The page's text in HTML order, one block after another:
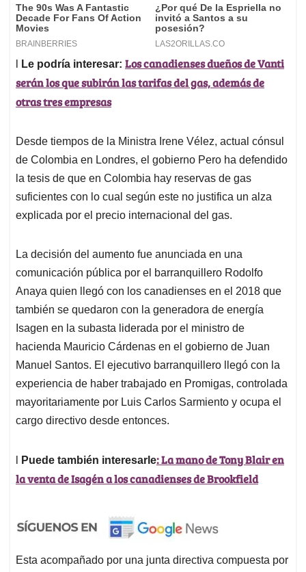
Le podría interesar: Los canadienses dueños de Vanti
serán los que subirán las tarifas del gas, además de
otras tres empresas
Desde tiempos de la Ministra Irene Vélez, actual cónsul
de Colombia en Londres, el gobierno Pero ha defendido
la tesis de que en Colombia hay reservas de gas
suficientes con lo cual según este no justifica un alza
explicada por el precio internacional del gas.
La decisión del aumento fue anunciada en una
comunicación pública por el barranquillero Rodolfo
Anaya quien llegó con los canadienses en el 2018 que
también se quedaron con la generadora de energía
Isagen en la subasta liderada por el ministro de
hacienda Mauricio Cárdenas en el gobierno de Juan
Manuel Santos. El ejecutivo barranquillero llegó con la
experiencia de haber trabajado en Promigas, controlada
mayoritariamente por Luis Carlos Sarmiento y ocupa el
cargo directivo desde entonces.
Puede también interesarle: La mano de Tony Blair en
la venta de Isagén a los canadienses de Brookfield
Esta acompañado por una junta directiva compuesta por